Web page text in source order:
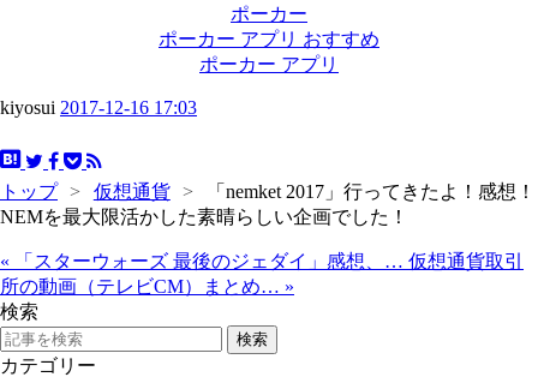
ポーカー
ポーカー アプリ おすすめ
ポーカー アプリ
kiyosui 2017-12-16 17:03
トップ > 仮想通貨 >
「nemket 2017」行ってきたよ！感想！
NEMを最大限活かした素晴らしい企画でした！
« 「スターウォーズ 最後のジェダイ」感想、… 仮想通貨取引
所の動画（テレビCM）まとめ… »
検索
カテゴリー